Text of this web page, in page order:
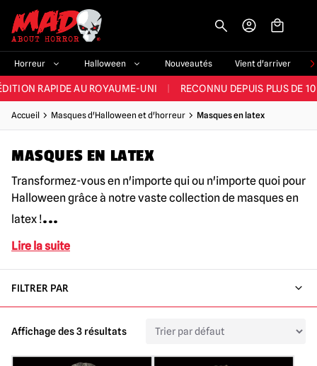
Horreur Halloween Nouveautés Vient d'arriver
ET LA MEILLEURE GAMME DU ROYAUME-UNI PLUS DE 60 000
RAPIDE AU ROYAUME-UNI RECONNU DEPUIS PLUS DE
NOUVEAUX PRODUITS DÉRIVÉS D'HORREUR CHAQUE SEMAINE
ET LA MEILLEURE GAMME DU ROYAUME-UNI
Accueil Masques d'Halloween et d'horreur Masques en latex
MASQUES EN LATEX
Transformez-vous en n'importe qui ou n'importe quoi pour
Halloween grâce à notre vaste collection de masques en
latex !...
Lire la suite
FILTRER PAR
Affichage des 3 résultats